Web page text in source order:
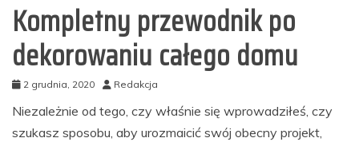
Kompletny przewodnik po
dekorowaniu całego domu
2 grudnia, 2020 Redakcja
Niezależnie od tego, czy właśnie się wprowadziłeś, czy
szukasz sposobu, aby urozmaicić swój obecny projekt,